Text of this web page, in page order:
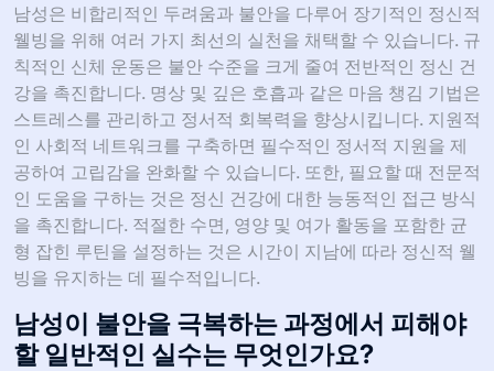
남성은 비합리적인 두려움과 불안을 다루어 장기적인 정신적
웰빙을 위해 여러 가지 최선의 실천을 채택할 수 있습니다. 규
칙적인 신체 운동은 불안 수준을 크게 줄여 전반적인 정신 건
강을 촉진합니다. 명상 및 깊은 호흡과 같은 마음 챙김 기법은
스트레스를 관리하고 정서적 회복력을 향상시킵니다. 지원적
인 사회적 네트워크를 구축하면 필수적인 정서적 지원을 제
공하여 고립감을 완화할 수 있습니다. 또한, 필요할 때 전문적
인 도움을 구하는 것은 정신 건강에 대한 능동적인 접근 방식
을 촉진합니다. 적절한 수면, 영양 및 여가 활동을 포함한 균
형 잡힌 루틴을 설정하는 것은 시간이 지남에 따라 정신적 웰
빙을 유지하는 데 필수적입니다.
남성이 불안을 극복하는 과정에서 피해야
할 일반적인 실수는 무엇인가요?